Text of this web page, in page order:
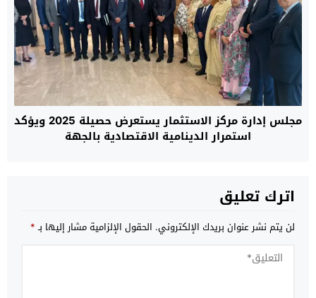
مجلس إدارة مركز الاستثمار يستعرض حصيلة 2025 ويؤكد
استمرار الدينامية الاقتصادية بالجهة
اترك تعليق
لن يتم نشر عنوان بريدك الإلكتروني. الحقول الإلزامية مشار إليها بـ*